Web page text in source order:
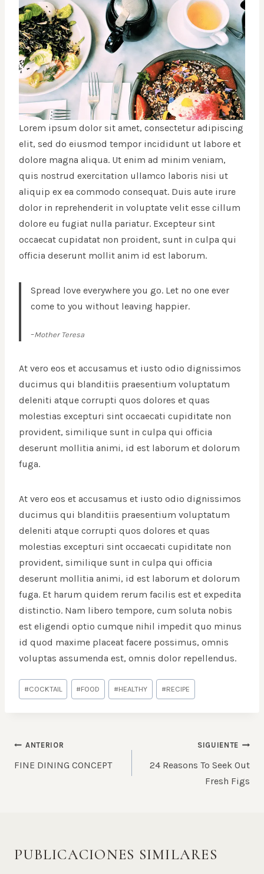
Lorem ipsum dolor sit amet, consectetur adipiscing
elit, sed do eiusmod tempor incididunt ut labore et
dolore magna aliqua. Ut enim ad minim veniam,
quis nostrud exercitation ullamco laboris nisi ut
aliquip ex ea commodo consequat. Duis aute irure
dolor in reprehenderit in voluptate velit esse cillum
dolore eu fugiat nulla pariatur. Excepteur sint
occaecat cupidatat non proident, sunt in culpa qui
officia deserunt mollit anim id est laborum.
Spread love everywhere you go. Let no one ever
come to you without leaving happier.
–Mother Teresa
At vero eos et accusamus et iusto odio dignissimos
ducimus qui blanditiis praesentium voluptatum
deleniti atque corrupti quos dolores et quas
molestias excepturi sint occaecati cupiditate non
provident, similique sunt in culpa qui officia
deserunt mollitia animi, id est laborum et dolorum
fuga.
At vero eos et accusamus et iusto odio dignissimos
ducimus qui blanditiis praesentium voluptatum
deleniti atque corrupti quos dolores et quas
molestias excepturi sint occaecati cupiditate non
provident, similique sunt in culpa qui officia
deserunt mollitia animi, id est laborum et dolorum
fuga. Et harum quidem rerum facilis est et expedita
distinctio. Nam libero tempore, cum soluta nobis
est eligendi optio cumque nihil impedit quo minus
id quod maxime placeat facere possimus, omnis
voluptas assumenda est, omnis dolor repellendus.
Etiquetas
de
#COCKTAIL #FOOD #HEALTHY #RECIPE
NAVEGACIÓN
DE
ANTERIOR
FINE DINING CONCEPT
SIGUIENTE
24 Reasons To Seek Out
Fresh Figs
PUBLICACIONES SIMILARES